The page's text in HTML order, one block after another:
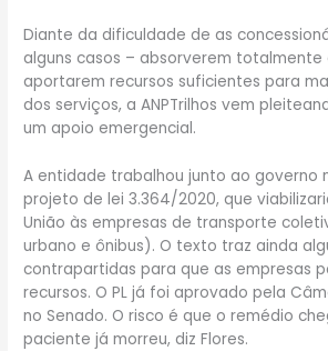
Diante da dificuldade de as
alguns casos – absorverem totalmente
aportarem recursos suficientes para
dos serviços, a ANPTrilhos vem
um apoio emergencial.
A entidade trabalhou junto ao governo
projeto de lei 3.364/2020, que
União às empresas de transporte
urbano e ônibus). O texto traz ainda
contrapartidas para que as empresas
recursos. O PL já foi aprovado pela
no Senado. O risco é que o remédio
paciente já morreu, diz Flores.